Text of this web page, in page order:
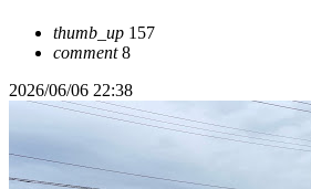
thumb_up 157
comment8
2026/06/06 22:38